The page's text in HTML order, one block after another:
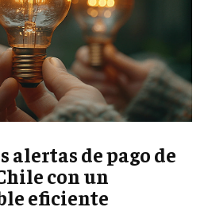
de pago de
con un
eficiente